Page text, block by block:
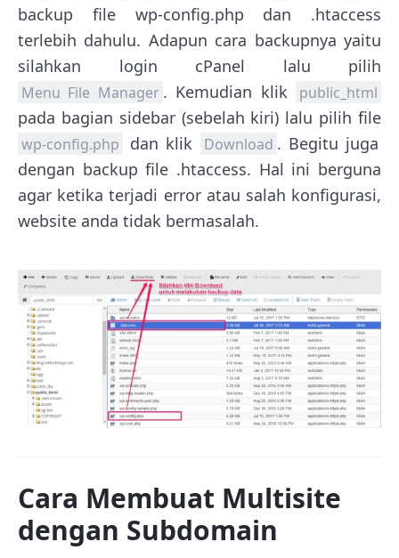
backup file wp-config.php dan .htaccess
terlebih dahulu. Adapun cara backupnya yaitu
silahkan login cPanel lalu pilih
Menu File Manager . Kemudian klik public_html
pada bagian sidebar (sebelah kiri) lalu pilih file
wp-config.php dan klik Download . Begitu juga
dengan backup file .htaccess. Hal ini berguna
agar ketika terjadi error atau salah konfigurasi,
website anda tidak bermasalah.
Cara Membuat Multisite
dengan Subdomain